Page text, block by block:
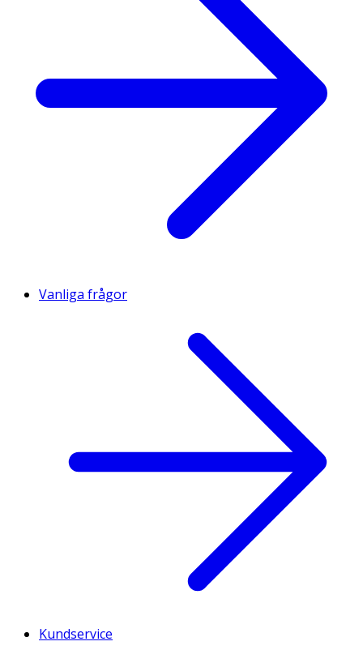
Vanliga frågor
Kundservice